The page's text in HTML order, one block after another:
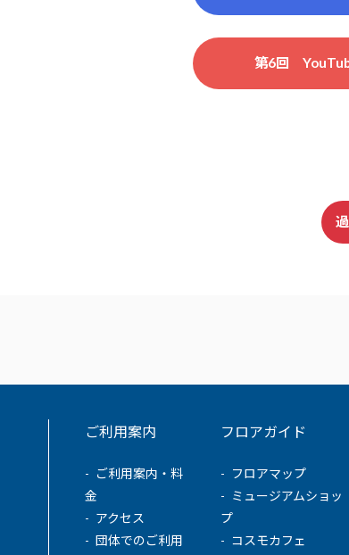
第6回
ご利用案内
ご利用案内・料
金
アクセス
団体でのご利用
フロアガイド
フロアマップ
ミュージアムショッ
プ
コスモカフェ